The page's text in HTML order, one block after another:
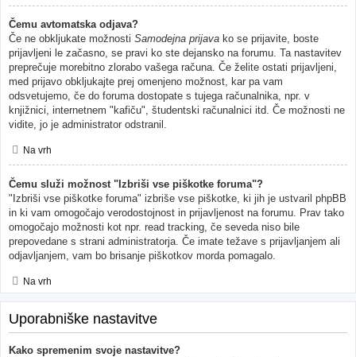
Čemu avtomatska odjava?
Če ne obkljukate možnosti Samodejna prijava ko se prijavite, boste
prijavljeni le začasno, se pravi ko ste dejansko na forumu. Ta nastavitev
preprečuje morebitno zlorabo vašega računa. Če želite ostati prijavljeni,
med prijavo obkljukajte prej omenjeno možnost, kar pa vam
odsvetujemo, če do foruma dostopate s tujega računalnika, npr. v
knjižnici, internetnem "kafiču", študentski računalnici itd. Če možnosti ne
vidite, jo je administrator odstranil.
Na vrh
Čemu služi možnost "Izbriši vse piškotke foruma"?
"Izbriši vse piškotke foruma" izbriše vse piškotke, ki jih je ustvaril phpBB
in ki vam omogočajo verodostojnost in prijavljenost na forumu. Prav tako
omogočajo možnosti kot npr. read tracking, če seveda niso bile
prepovedane s strani administratorja. Če imate težave s prijavljanjem ali
odjavljanjem, vam bo brisanje piškotkov morda pomagalo.
Na vrh
Uporabniške nastavitve
Kako spremenim svoje nastavitve?